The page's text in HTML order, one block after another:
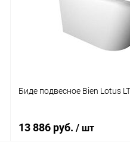
Биде подвесное Bien Lotus
13 886 руб. / шт